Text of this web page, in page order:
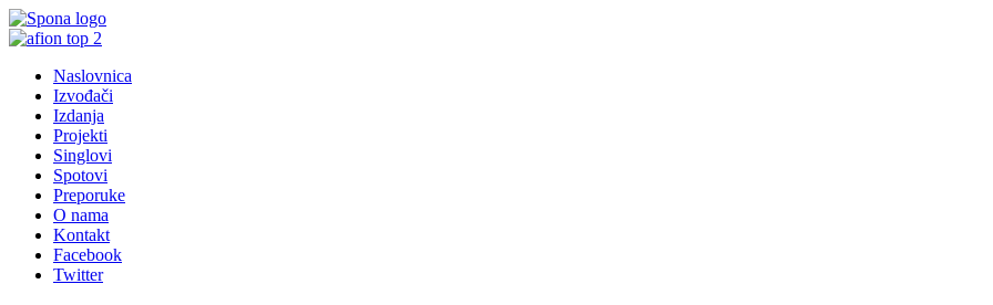
Naslovnica
Izvođači
Izdanja
Projekti
Singlovi
Spotovi
Preporuke
O nama
Kontakt
Facebook
Twitter